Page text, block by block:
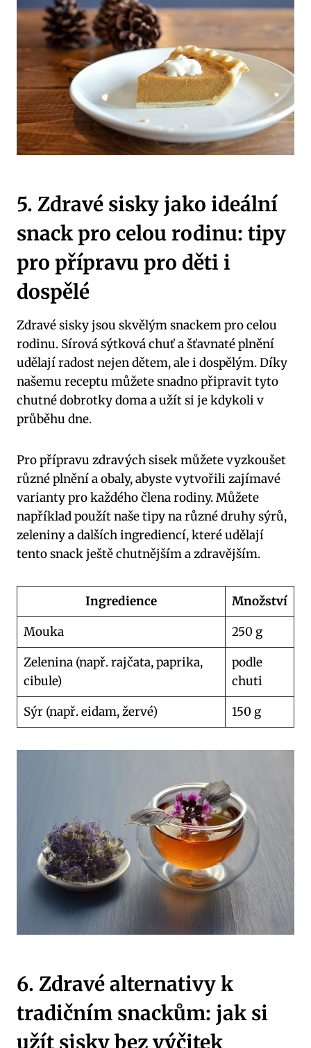
5. Zdravé sisky jako ideální
snack pro celou rodinu: tipy
pro přípravu pro děti i
dospělé
Zdravé sisky jsou skvělým snackem pro celou
rodinu. Sírová sýtková chuť a šťavnaté plnění
udělají radost nejen dětem, ale i dospělým. Díky
našemu receptu můžete snadno připravit tyto
chutné dobrotky doma a užít si je kdykoli v
průběhu dne.
Pro přípravu zdravých sisek můžete vyzkoušet
různé plnění a obaly, abyste vytvořili zajímavé
varianty pro každého člena rodiny. Můžete
například použít naše tipy na různé druhy sýrů,
zeleniny a dalších ingrediencí, které udělají
tento snack ještě chutnějším a zdravějším.
Ingredience
Množství
Mouka
250 g
Zelenina (např. rajčata, paprika,
cibule)
podle
chuti
Sýr (např. eidam, žervé)
150 g
6. Zdravé alternativy k
tradičním snackům: jak si
užít sisky bez výčitek